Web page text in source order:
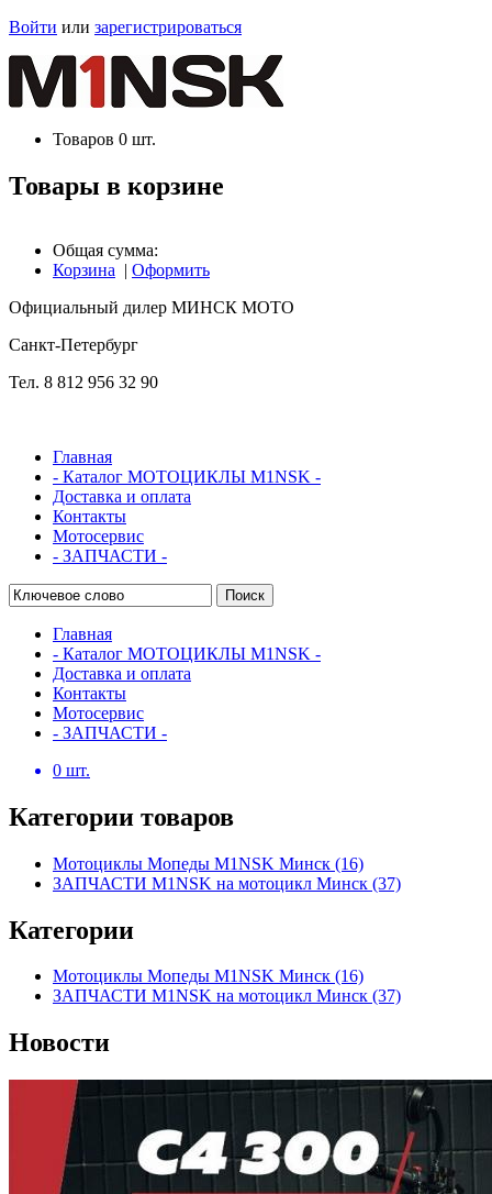
Войти или зарегистрироваться
Товаров 0 шт.
Товары в корзине
Общая сумма:
Корзина | Оформить
Официальный дилер МИНСК МОТО
Cанкт-Петербург
Тел. 8 812 956 32 90
Главная
- Каталог МОТОЦИКЛЫ M1NSK -
Доставка и оплата
Контакты
Мотосервис
- ЗАПЧАСТИ -
Поиск
Главная
- Каталог МОТОЦИКЛЫ M1NSK -
Доставка и оплата
Контакты
Мотосервис
- ЗАПЧАСТИ -
0 шт.
Категории товаров
Мотоциклы Мопеды M1NSK Минск (16)
ЗАПЧАСТИ M1NSK на мотоцикл Минск (37)
Категории
Мотоциклы Мопеды M1NSK Минск (16)
ЗАПЧАСТИ M1NSK на мотоцикл Минск (37)
Новости